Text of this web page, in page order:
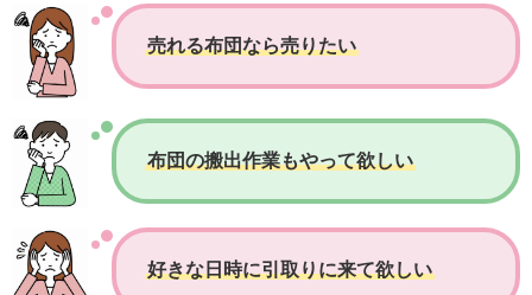
売れる布団なら売りたい
布団の搬出作業もやって欲しい
好きな日時に引取りに来て欲しい